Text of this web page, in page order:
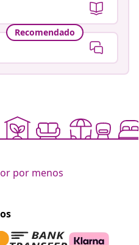
Recomendado
por menos